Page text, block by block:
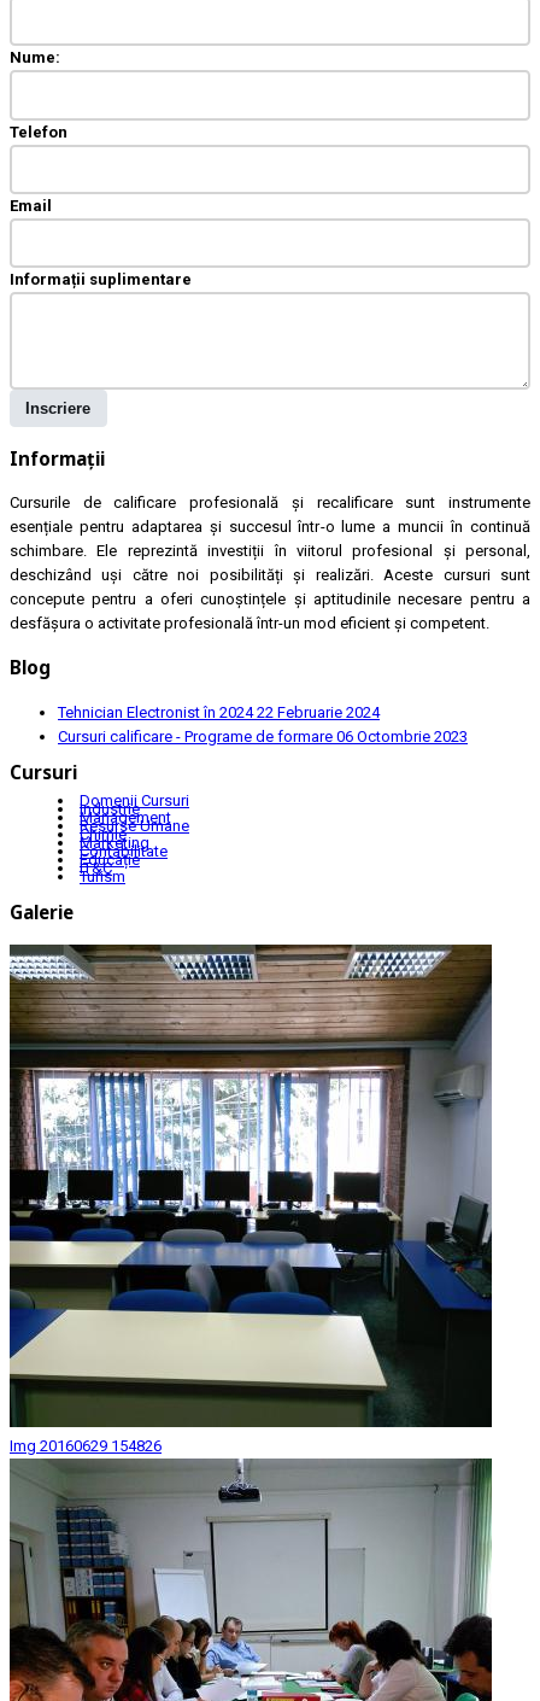
Nume:
Telefon
Email
Informații suplimentare
Inscriere
Informații
Cursurile de calificare profesională și recalificare sunt instrumente
esențiale pentru adaptarea și succesul într-o lume a muncii în continuă
schimbare. Ele reprezintă investiții în viitorul profesional și personal,
deschizând uși către noi posibilități și realizări. Aceste cursuri sunt
concepute pentru a oferi cunoștințele și aptitudinile necesare pentru a
desfășura o activitate profesională într-un mod eficient și competent.
Blog
Tehnician Electronist în 202422 Februarie 2024
Cursuri calificare - Programe de formare 06 Octombrie 2023
Cursuri
Domenii Cursuri
Industrie
Management
Resurse Umane
Chimie
Marketing
Contabilitate
Educație
IT&C
Turism
Galerie
Img 20160629 154826